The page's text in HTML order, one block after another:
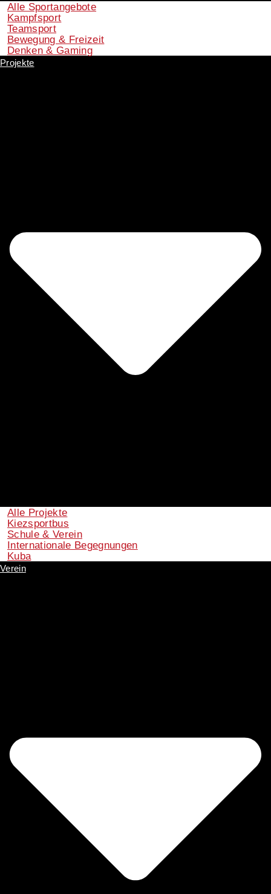
Alle Sportangebote
Kampfsport
Teamsport
Bewegung & Freizeit
Denken & Gaming
Projekte
Alle Projekte
Kiezsportbus
Schule & Verein
Internationale Begegnungen
Kuba
Verein